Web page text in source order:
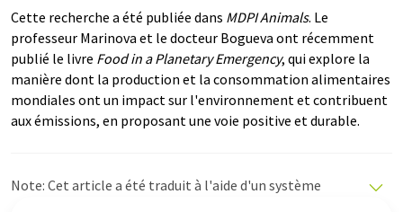
Cette recherche a été publiée dans MDPI Animals. Le
professeur Marinova et le docteur Bogueva ont récemment
publié le livre Food in a Planetary Emergency, qui explore la
manière dont la production et la consommation alimentaires
mondiales ont un impact sur l'environnement et contribuent
aux émissions, en proposant une voie positive et durable.
Note: Cet article a été traduit à l'aide d'un système